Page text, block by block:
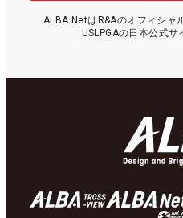
ALBA NetはR&Aのオフィシャ
USLPGAの日本公式サ